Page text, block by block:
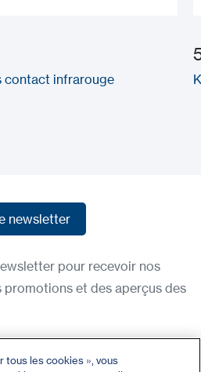
contact infrarouge
newsletter
pour recevoir nos
promotions et des aperçus des
tous les cookies », vous